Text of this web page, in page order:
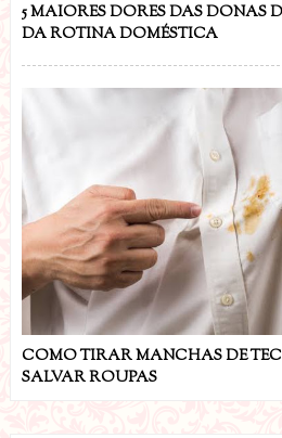
5 MAIORES DORES DAS DONAS
DA ROTINA DOMÉSTICA
COMO TIRAR MANCHAS DE
SALVAR ROUPAS